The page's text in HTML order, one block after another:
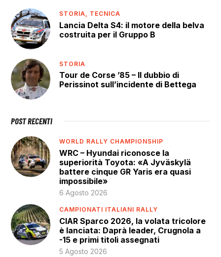
STORIA, TECNICA
Lancia Delta S4: il motore della belva
costruita per il Gruppo B
STORIA
Tour de Corse ’85 – Il dubbio di
Perissinot sull’incidente di Bettega
POST RECENTI
WORLD RALLY CHAMPIONSHIP
WRC – Hyundai riconosce la
superiorità Toyota: «A Jyväskylä
battere cinque GR Yaris era quasi
impossibile»
6 Agosto 2026
CAMPIONATI ITALIANI RALLY
CIAR Sparco 2026, la volata tricolore
è lanciata: Daprà leader, Crugnola a
-15 e primi titoli assegnati
5 Agosto 2026